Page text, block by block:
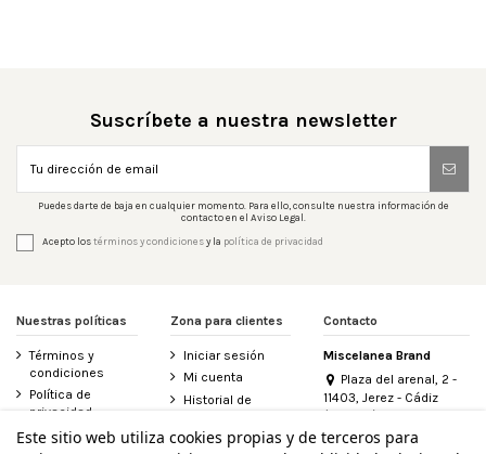
Suscríbete a nuestra newsletter
Puedes darte de baja en cualquier momento. Para ello, consulte nuestra información de
contacto en el Aviso Legal.
Acepto lostérminos y condicionesy la política de privacidad
Nuestras políticas
Términos y
condiciones
Política de
privacidad
Aviso legal
Zona para clientes
Iniciar sesión
Mi cuenta
Historial de
Contacte con
Contacto
Miscelanea Brand
Plaza del arenal, 2 -
11403, Jerez - Cádiz
(España)
956 155 340
Este sitio web utiliza cookies propias y de terceros para